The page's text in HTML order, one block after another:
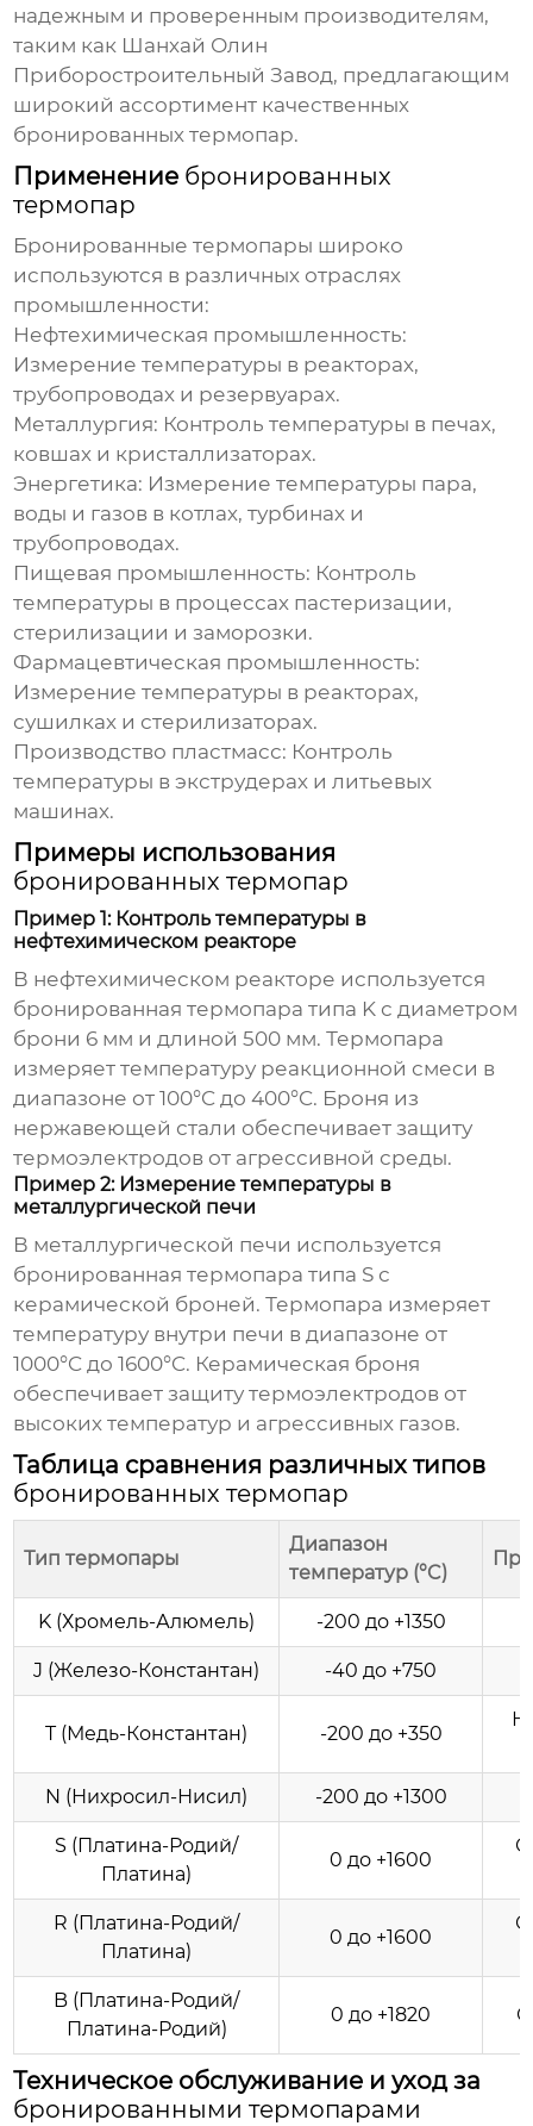
надежным и проверенным производителям,
таким как Шанхай Олин
Приборостроительный Завод, предлагающим
широкий ассортимент качественных
бронированных термопар.
Применение бронированных
термопар
Бронированные термопары широко
используются в различных отраслях
промышленности:
Нефтехимическая промышленность:
Измерение температуры в реакторах,
трубопроводах и резервуарах.
Металлургия: Контроль температуры в печах,
ковшах и кристаллизаторах.
Энергетика: Измерение температуры пара,
воды и газов в котлах, турбинах и
трубопроводах.
Пищевая промышленность: Контроль
температуры в процессах пастеризации,
стерилизации и заморозки.
Фармацевтическая промышленность:
Измерение температуры в реакторах,
сушилках и стерилизаторах.
Производство пластмасс: Контроль
температуры в экструдерах и литьевых
машинах.
Примеры использования
бронированных термопар
Пример 1: Контроль температуры в
нефтехимическом реакторе
В нефтехимическом реакторе используется
бронированная термопара типа K с диаметром
брони 6 мм и длиной 500 мм. Термопара
измеряет температуру реакционной смеси в
диапазоне от 100°C до 400°C. Броня из
нержавеющей стали обеспечивает защиту
термоэлектродов от агрессивной среды.
Пример 2: Измерение температуры в
металлургической печи
В металлургической печи используется
бронированная термопара типа S с
керамической броней. Термопара измеряет
температуру внутри печи в диапазоне от
1000°C до 1600°C. Керамическая броня
обеспечивает защиту термоэлектродов от
высоких температур и агрессивных газов.
Таблица сравнения различных типов
бронированных термопар
Тип термопары
Диапазон
температур (°C)
K (Хромель-Алюмель) -200 до +1350
J (Железо-Константан) -40 до +750
T (Медь-Константан) -200 до +350
N (Нихросил-Нисил) -200 до +1300
S (Платина-Родий/
Платина)
0 до +1600
R (Платина-Родий/
Платина)
0 до +1600
B (Платина-Родий/
Платина-Родий)
0 до +1820
Техническое обслуживание и уход за
бронированными термопарами